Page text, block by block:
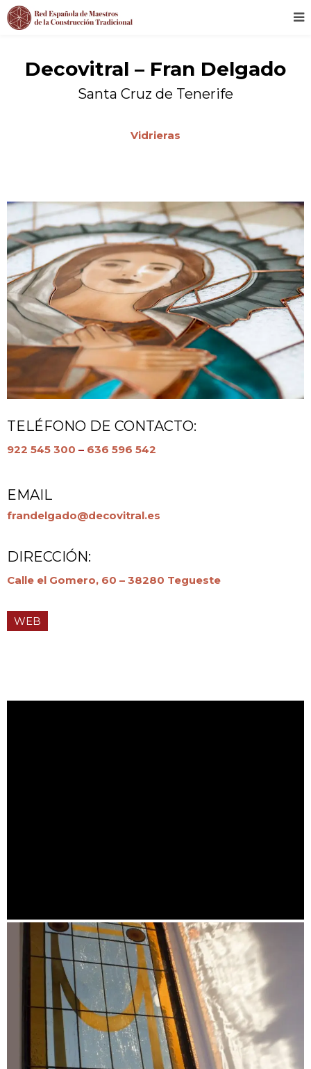
Decovitral – Fran Delgado
Santa Cruz de Tenerife
Vidrieras
TELÉFONO DE CONTACTO:
922 545 300 – 636 596 542
EMAIL
frandelgado@decovitral.es
DIRECCIÓN:
Calle el Gomero, 60 – 38280 Tegueste
WEB